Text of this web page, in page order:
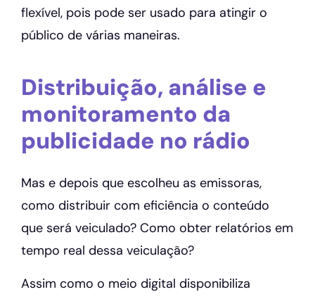
flexível, pois pode ser usado para atingir o
público de várias maneiras.
Distribuição, análise e
monitoramento da
publicidade no rádio
Mas e depois que escolheu as emissoras,
como distribuir com eficiência o conteúdo
que será veiculado? Como obter relatórios em
tempo real dessa veiculação?
Assim como o meio digital disponibiliza